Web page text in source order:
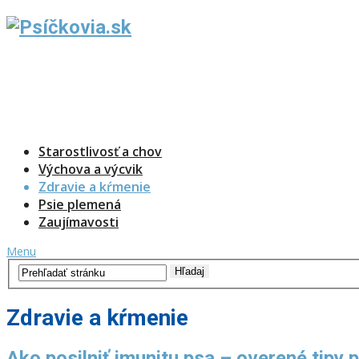
Starostlivosť a chov
Výchova a výcvik
Zdravie a kŕmenie
Psie plemená
Zaujímavosti
Menu
Zdravie a kŕmenie